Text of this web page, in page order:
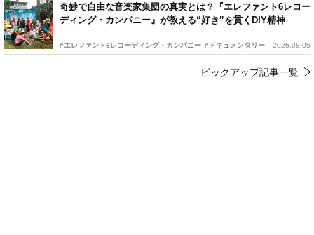
奇妙で自由な音楽家集団の真実とは？『エレファント6レコー
ディング・カンパニー』が教える“好き”を貫くDIY精神
#エレファント6レコーディング・カンパニー #ドキュメンタリー 2026.08.05
ピックアップ記事一覧